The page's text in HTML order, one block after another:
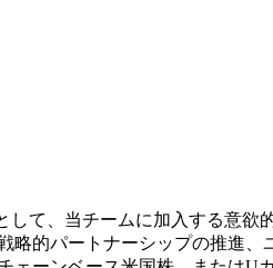
して、当チームに加入する意
略的パートナーシップの推進